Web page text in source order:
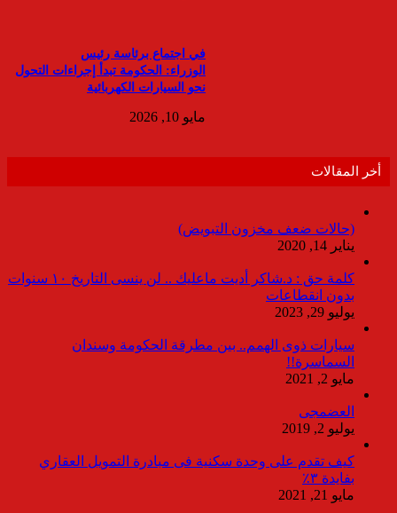
في اجتماع برئاسة رئيس
الوزراء: الحكومة تبدأ إجراءات التحول
نحو السيارات الكهربائية
مايو 10, 2026
أخر المقالات
(حالات ضعف مخزون التبويض)
يناير 14, 2020
كلمة حق : د.شاكر أديت ماعليك .. لن ينسى التاريخ ١٠ سنوات
بدون انقطاعات
يوليو 29, 2023
سيارات ذوى الهمم.. بين مطرقة الحكومة وسندان
السماسرة!!
مايو 2, 2021
العضمجى
يوليو 2, 2019
كيف تقدم على وحدة سكنية فى مبادرة التمويل العقاري
بفايدة ٣٪
مايو 21, 2021